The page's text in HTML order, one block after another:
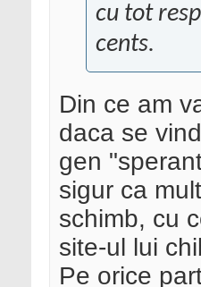
cu tot
cents.
Din ce am
daca se
gen
sigur ca
schimb, cu
site-ul lui
Pe orice